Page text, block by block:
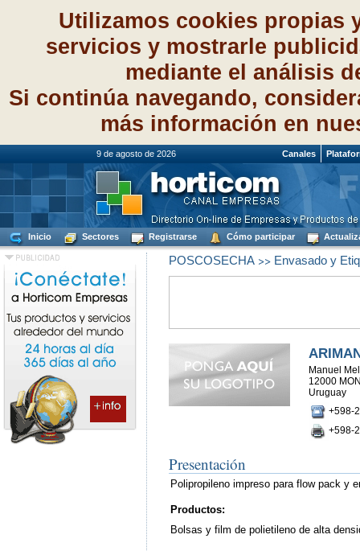
Utilizamos cookies propias
servicios y mostrarle
mediante el análisis
Si continúa navegando,
más información en
9 de agosto de 2026 Canales
Inicio Sectores Registrarse Cómo participar
POSCOSECHA>> Envasado y
Manuel
12000
Uruguay
+598-
+598-
Presentación
Polipropileno impreso para flow pack y
Productos:
Bolsas y film de polietileno de alta